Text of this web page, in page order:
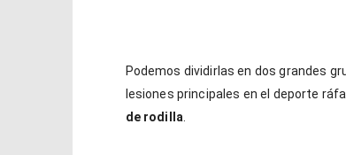
Podemos dividirlas en dos grandes
lesiones principales en el deporte
de rodilla